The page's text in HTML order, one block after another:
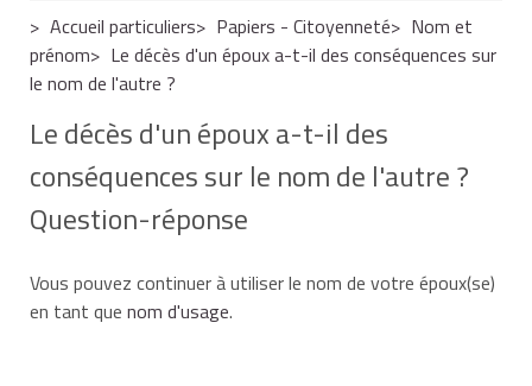
Accueil particuliers
Papiers - Citoyenneté
Nom et
prénom
Le décès d'un époux a-t-il des conséquences sur
le nom de l'autre ?
Le décès d'un époux a-t-il des
conséquences sur le nom de l'autre ?
Question-réponse
Vous pouvez continuer à utiliser le nom de votre époux(se)
en tant que nom d'usage.